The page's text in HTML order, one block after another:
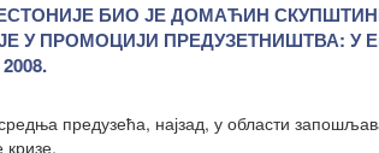
БИО ЈЕ ДОМАЋИН
У ПРОМОЦИЈИ ПРЕДУЗЕТНИШТВА: У
предузећа, најзад, у области
кризе.